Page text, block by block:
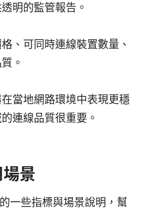
明的監管報告。
、可同時連線裝置數量、
。
當地網路環境中表現更穩
連線品質很重要。
景
一些指標與場景說明，幫